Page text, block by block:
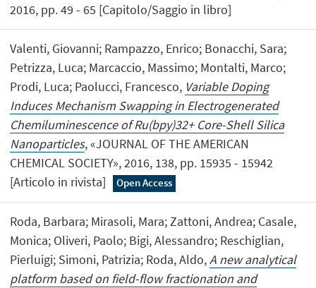
2016, pp. 49 - 65 [Capitolo/Saggio in libro]
Valenti, Giovanni; Rampazzo, Enrico; Bonacchi, Sara;
Petrizza, Luca; Marcaccio, Massimo; Montalti, Marco;
Prodi, Luca; Paolucci, Francesco, Variable Doping
Induces Mechanism Swapping in Electrogenerated
Chemiluminescence of Ru(bpy)32+ Core-Shell Silica
Nanoparticles, «JOURNAL OF THE AMERICAN
CHEMICAL SOCIETY», 2016, 138, pp. 15935 - 15942
[Articolo in rivista]
Open Access
Roda, Barbara; Mirasoli, Mara; Zattoni, Andrea; Casale,
Monica; Oliveri, Paolo; Bigi, Alessandro; Reschiglian,
Pierluigi; Simoni, Patrizia; Roda, Aldo,A new analytical
platform based on field-flow fractionation and